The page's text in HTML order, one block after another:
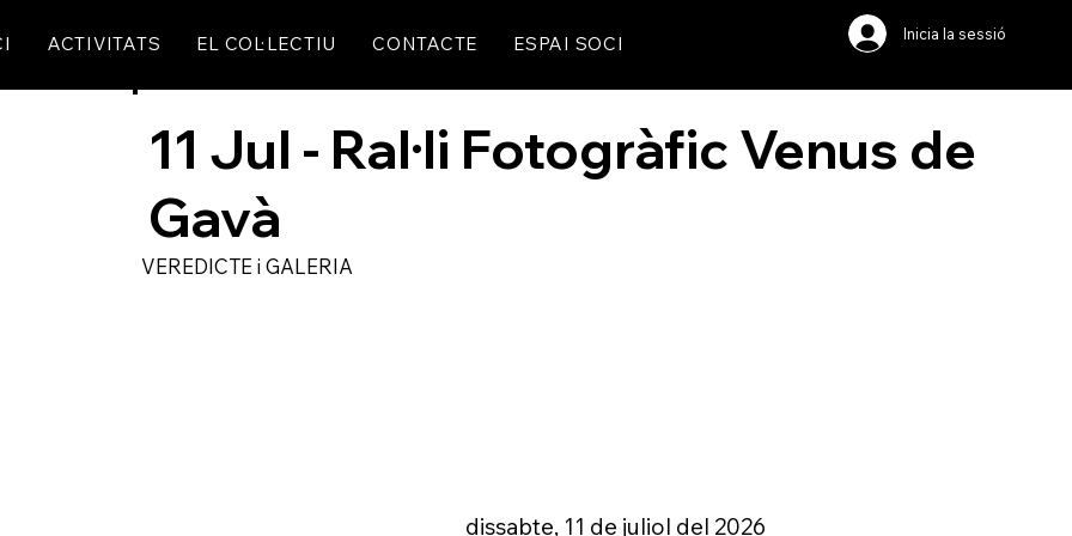
ACTIVITATS EL COL·LECTIU CONTACTE ESPAI SOCI Inicia la sessió
11 Jul - Ral·li Fotogràfic Venus de
Gavà
VEREDICTE i GALERIA
dissabte, 11 de juliol del 2026